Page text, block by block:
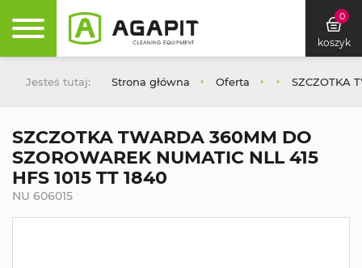
0
koszyk
Jesteś tutaj: Strona główna Oferta SZCZOTKA
SZCZOTKA TWARDA 360MM DO
SZOROWAREK NUMATIC NLL 415
HFS 1015 TT 1840
NU 606015